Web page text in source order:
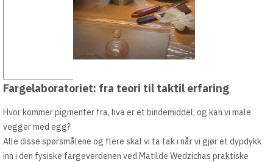
Fargelaboratoriet: fra teori til taktil erfaring
Hvor kommer pigmenter fra, hva er et bindemiddel, og kan vi male
vegger med egg?
Alle disse spørsmålene og flere skal vi ta tak i når vi gjør et dypdykk
inn i den fysiske fargeverdenen ved Matilde Wedzichas praktiske